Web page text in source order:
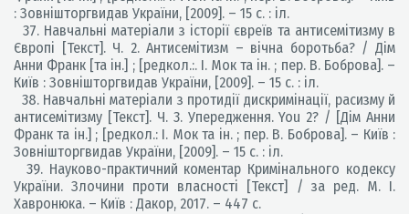
: Зовнішторгвидав України, [2009]. – 15 с. : іл.
37. Навчальні матеріали з історії євреїв та антисемітизму в
Європі [Текст]. Ч. 2. Антисемітизм – вічна боротьба? / Дім
Анни Франк [та ін.] ; [редкол.:. І. Мок та ін. ; пер. В. Боброва]. –
Київ : Зовнішторгвидав України, [2009]. – 15 с. : іл.
38. Навчальні матеріали з протидії дискримінації, расизму й
антисемітизму [Текст]. Ч. 3. Упередження. You 2? / [Дім Анни
Франк та ін.] ; [редкол.: І. Мок та ін. ; пер. В. Боброва]. – Київ :
Зовнішторгвидав України, [2009]. – 15 с. : іл.
39. Науково-практичний коментар Кримінального кодексу
України. Злочини проти власності [Текст] / за ред. М. І.
Хавронюка. – Київ : Дакор, 2017. – 447 с.